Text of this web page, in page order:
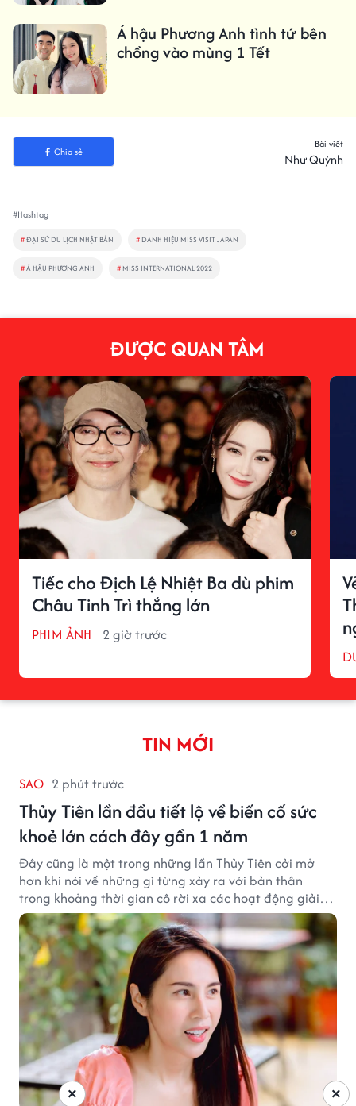
Á hậu Phương Anh tình tứ bên
chồng vào mùng 1 Tết
Chia sẻ
Bài viết
Như Quỳnh
#Hashtag
#ĐẠI SỨ DU LỊCH NHẬT BẢN # DANH HIỆU MISS VISIT JAPAN
#Á HẬU PHƯƠNG ANH # MISS INTERNATIONAL 2022
ĐƯỢC QUAN TÂM
Tiếc cho Địch Lệ Nhiệt Ba dù phim
Châu Tinh Trì thắng lớn
PHIM ẢNH 2 giờ trước
TIN MỚI
SAO 2 phút trước
Thủy Tiên lần đầu tiết lộ về biến cố sức
khoẻ lớn cách đây gần 1 năm
Đây cũng là một trong những lần Thủy Tiên cởi mở
hơn khi nói về những gì từng xảy ra với bản thân
trong khoảng thời gian cô rời xa các hoạt động giải
trí.
×
×